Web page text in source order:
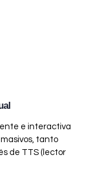
e interactiva
tanto
de TTS (lector